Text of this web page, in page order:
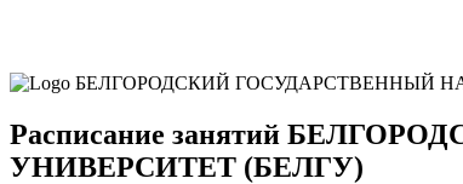
Расписание занятий
УНИВЕРСИТЕТ (БЕЛГУ)